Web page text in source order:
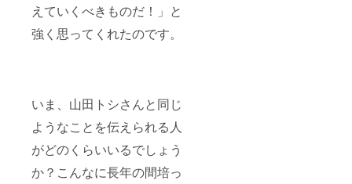
えていくべきものだ！」と
強く思ってくれたのです。
いま、山田トシさんと同じ
ようなことを伝えられる人
がどのくらいいるでしょう
か？こんなに長年の間培っ